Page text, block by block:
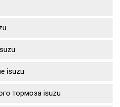
isuzu
тормоза isuzu